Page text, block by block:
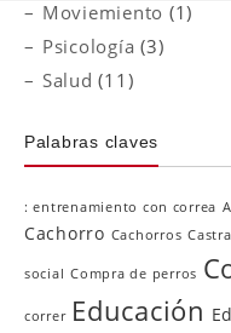
Moviemiento (1)
Psicología (3)
Salud (11)
Palabras claves
: entrenamiento con correa
Cachorro Cachorros
social Compra de perros
correr Educación